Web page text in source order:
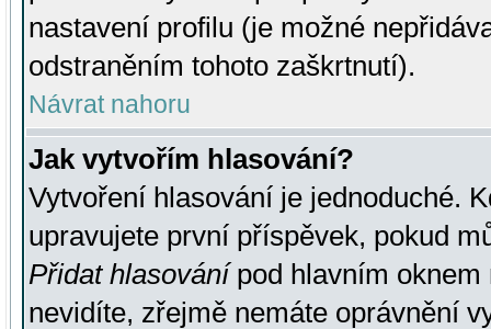
nastavení profilu (je možné
odstraněním tohoto zaškrtnutí).
Návrat nahoru
Jak vytvořím hlasování?
Vytvoření hlasování je jednoduché.
upravujete první příspěvek, pokud
Přidat hlasovánípod hlavním oknem
nevidíte, zřejmě nemáte oprávnění